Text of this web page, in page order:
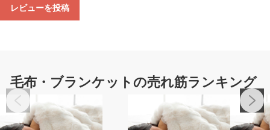
レビューを投稿
毛布・ブランケットの売れ筋ランキング